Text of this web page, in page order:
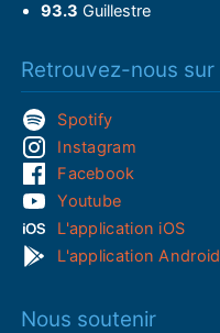
93.3 Guillestre
Retrouvez-nous sur
Spotify
Instagram
Facebook
Youtube
L'application iOS
L'application Android
Nous soutenir